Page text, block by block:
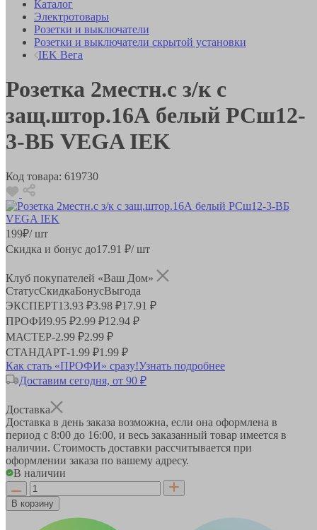
Каталог
Электротовары
Розетки и выключатели
Розетки и выключатели скрытой установки
IEK Вега
Розетка 2местн.с з/к c
защ.штор.16А белый РСш12-
3-ВБ VEGA IEK
Код товара: 619730
199₽/ шт
Скидка и бонус до17.91 ₽/ шт
Клуб покупателей «Ваш Дом»
СтатусСкидкаБонусВыгода
ЭКСПЕРТ13.93 ₽3.98 ₽17.91 ₽
ПРОФИ9.95 ₽2.99 ₽12.94 ₽
МАСТЕР-2.99 ₽2.99 ₽
СТАНДАРТ-1.99 ₽1.99 ₽
Как стать «ПРОФИ» сразу!Узнать подробнее
Доставим сегодня, от 90 ₽
Доставка
Доставка в день заказа возможна, если она оформлена в
период с 8:00 до 16:00, и весь заказанный товар имеется в
наличии. Стоимость доставки рассчитывается при
оформлении заказа по вашему адресу.
В наличии
В корзину